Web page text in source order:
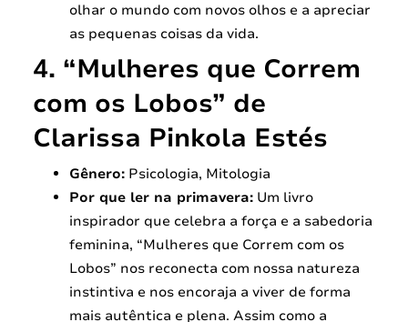
olhar o mundo com novos olhos e a apreciar
as pequenas coisas da vida.
4. “Mulheres que Correm
com os Lobos” de
Clarissa Pinkola Estés
Gênero: Psicologia, Mitologia
Por que ler na primavera: Um livro
inspirador que celebra a força e a sabedoria
feminina, “Mulheres que Correm com os
Lobos” nos reconecta com nossa natureza
instintiva e nos encoraja a viver de forma
mais autêntica e plena. Assim como a